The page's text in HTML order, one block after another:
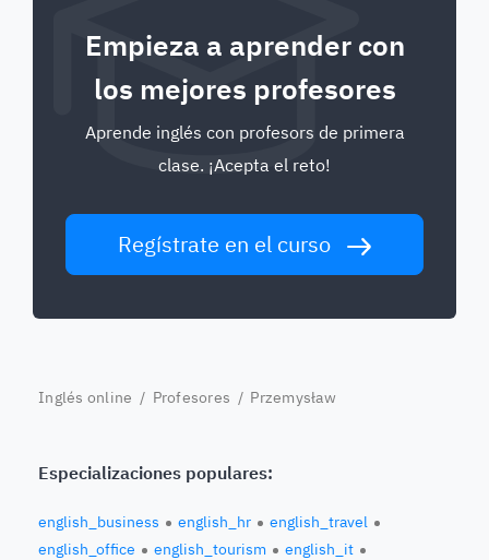
Empieza a aprender con
los mejores profesores
Aprende inglés con profesors de primera
clase. ¡Acepta el reto!
Regístrate en el curso
Inglés online / Profesores / Przemysław
Especializaciones populares:
english_business english_hr
english_travel
english_office
english_tourism english_it